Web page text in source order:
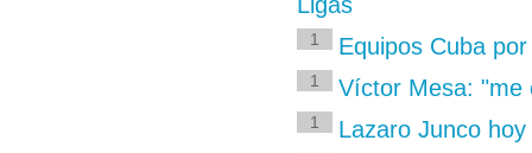
1 Equipos Cuba
1 Víctor Mesa: "me
1 Lazaro Junco